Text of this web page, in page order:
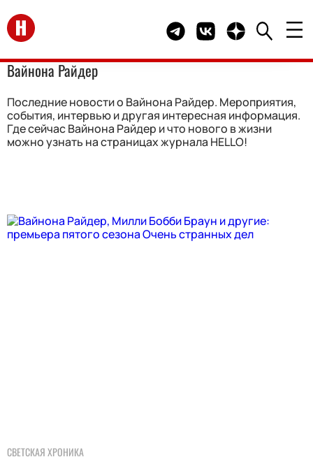
Перейти на главную Telegram канал HELLO
Группа HELLO
Канал HELLO в
Вайнона Райдер
Последние новости о Вайнона Райдер. Мероприятия,
события, интервью и другая интересная информация.
Где сейчас Вайнона Райдер и что нового в жизни
можно узнать на страницах журнала HELLO!
СВЕТСКАЯ ХРОНИКА